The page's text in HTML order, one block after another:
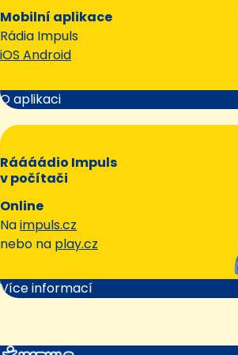
Mobilní aplikace
Rádia Impuls
iOS Android
O aplikaci
Ráááádio Impuls
v počítači
Online
Naimpuls.cz
nebo na play.cz
Více informací